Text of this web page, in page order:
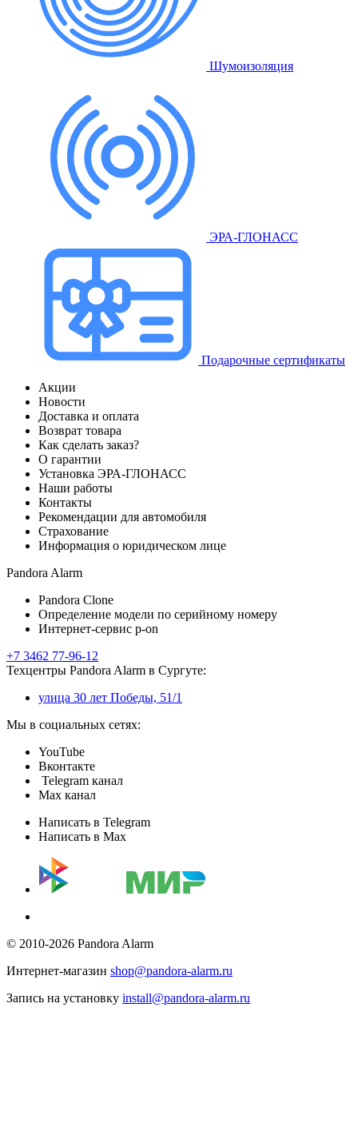
Шумоизоляция
ЭРА-ГЛОНАСС
Подарочные сертификаты
Акции
Новости
Доставка и оплата
Возврат товара
Как сделать заказ?
О гарантии
Установка ЭРА-ГЛОНАСС
Наши работы
Контакты
Рекомендации для автомобиля
Страхование
Информация о юридическом лице
Pandora Alarm
Pandora Clone
Определение модели по серийному номеру
Интернет-сервис p-on
+7 3462 77-96-12
Техцентры Pandora Alarm в Сургуте:
улица 30 лет Победы, 51/1
Мы в социальных сетях:
YouTube
Вконтакте
Telegram канал
Max канал
Написать в Telegram
Написать в Max
© 2010-2026 Pandora Alarm
Интернет-магазин shop@pandora-alarm.ru
Запись на установку install@pandora-alarm.ru